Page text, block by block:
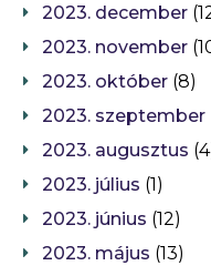
2023. december
2023. november
2023. október (8)
2023. szeptember
2023. augusztus
2023. július (1)
2023. június (12)
2023. május (13)